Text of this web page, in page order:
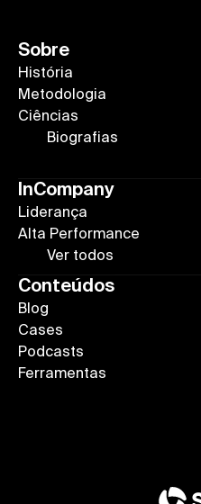
Sobre
História
Metodologia
Ciências
Biografias
InCompany
Liderança
Alta Performance
Ver todos
Conteúdos
Blog
Cases
Podcasts
Ferramentas